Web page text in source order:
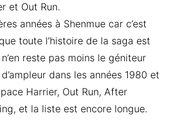
et Out Run.
années à Shenmue car c’est
toute l’histoire de la saga est
reste pas moins le géniteur
dans les années 1980 et
Harrier, Out Run, After
et la liste est encore longue.